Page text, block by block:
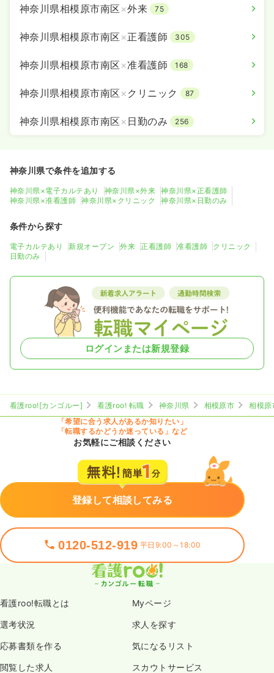
神奈川県相模原市南区 ×外来 75
神奈川県相模原市南区 ×正看護師 305
神奈川県相模原市南区 ×准看護師 168
神奈川県相模原市南区 × クリニック 87
神奈川県相模原市南区 × 日勤のみ 256
神奈川県で条件を追加する
神奈川県×電子カルテあり 神奈川県×外来
神奈川県×正看護師
神奈川県×准看護師
神奈川県×クリニック 神奈川県×日勤のみ
条件から探す
電子カルテあり 新規オープン 外来 正看護師 准看護師
クリニック
日勤のみ
ログインまたは新規登録
看護roo![カンゴルー] 看護roo! 転職 神奈川県 相模原市
相模原
「希望に合う求人があるか知りたい」
「転職するかどうか迷っている」など
お気軽にご相談ください
登録して相談してみる
0120-512-919 平日9:00～18:00
看護roo!転職とは Myページ
選考状況 求人を探す
応募書類を作る 気になるリスト
閲覧した求人 スカウトサービス